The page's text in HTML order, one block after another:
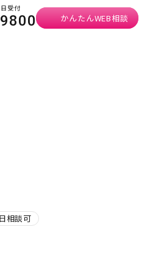
受付
かんたんWEB相談
相談可